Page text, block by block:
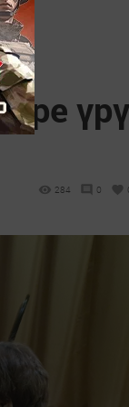
үрү
284 0